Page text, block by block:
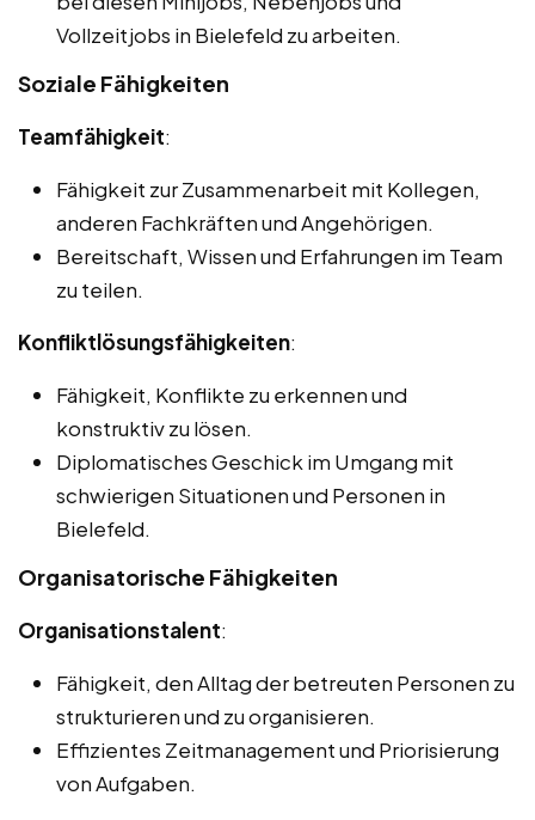
Vollzeitjobs in Bielefeld zu arbeiten.
Soziale Fähigkeiten
Teamfähigkeit:
Fähigkeit zur Zusammenarbeit mit Kollegen,
anderen Fachkräften und Angehörigen.
Bereitschaft, Wissen und Erfahrungen im Team
zu teilen.
Konfliktlösungsfähigkeiten:
Fähigkeit, Konflikte zu erkennen und
konstruktiv zu lösen.
Diplomatisches Geschick im Umgang mit
schwierigen Situationen und Personen in
Bielefeld.
Organisatorische Fähigkeiten
Organisationstalent:
Fähigkeit, den Alltag der betreuten Personen zu
strukturieren und zu organisieren.
Effizientes Zeitmanagement und Priorisierung
von Aufgaben.